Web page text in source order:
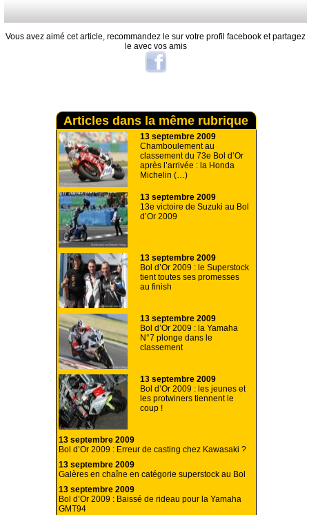
Vous avez aimé cet article, recommandez le sur votre profil facebook et partagez
le avec vos amis
Articles dans la même rubrique
13 septembre 2009
Chamboulement au
classement du 73e Bol d’Or
après l’arrivée : la Honda
Michelin (…)
13 septembre 2009
13e victoire de Suzuki au Bol
d’Or 2009
13 septembre 2009
Bol d’Or 2009 : le Superstock
tient toutes ses promesses
au finish
13 septembre 2009
Bol d’Or 2009 : la Yamaha
N°7 plonge dans le
classement
13 septembre 2009
Bol d’Or 2009 : les jeunes et
les protwiners tiennent le
coup !
13 septembre 2009
Bol d’Or 2009 : Erreur de casting chez Kawasaki ?
13 septembre 2009
Galères en chaîne en catégorie superstock au Bol
13 septembre 2009
Bol d’Or 2009 : Baissé de rideau pour la Yamaha
GMT94